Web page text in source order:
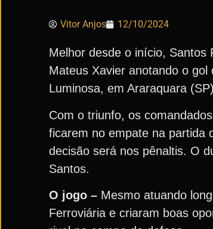
Vitor Anjos 12/10/2024
Melhor desde o início, Santos
Mateus Xavier anotando o
Luminosa, em Araraquara
Com o triunfo, os
ficarem no empate na partida
decisão será nos pênaltis. O
Santos.
O jogo – Mesmo atuando
Ferroviária e criaram boas